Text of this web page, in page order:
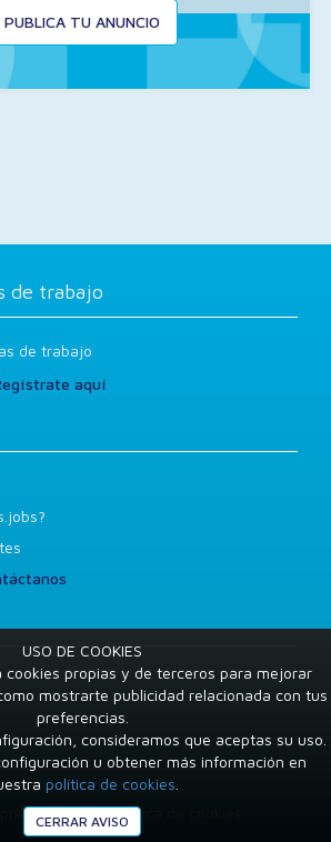
PUBLICA TU ANUNCIO
de trabajo
de trabajo
aquí
Condiciones de uso
privacidad
Política de cookies
USO DE COOKIES
cookies propias y de terceros para mejorar
mostrarte publicidad relacionada con tus
preferencias.
consideramos que aceptas su uso.
u obtener más información en
política de cookies
CERRAR AVISO